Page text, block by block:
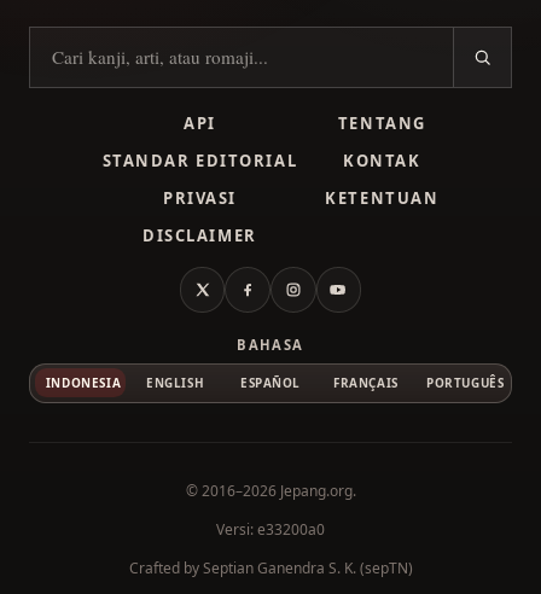
Cari kanji
API
TENTANG
STANDAR EDITORIAL
KONTAK
PRIVASI
KETENTUAN
DISCLAIMER
X FacebookInstagramYouTube
BAHASA
INDONESIA ENGLISH ESPAÑOL FRANÇAIS PORTUGUÊS
© 2016–2026 Jepang.org.
Versi: e33200a0
Crafted bySeptian Ganendra S. K. (sepTN)